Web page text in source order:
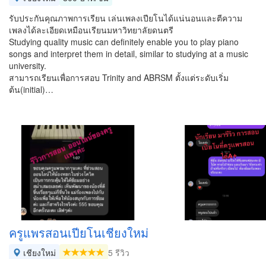
รับประกันคุณภาพการเรียน เล่นเพลงเปียโนได้แน่นอนและตีความ
เพลงได้ละเอียดเหมือนเรียนมหาวิทยาลัยดนตรี
Studying quality music can definitely enable you to play piano
songs and interpret them in detail, similar to studying at a music
university.
สามารถเรียนเพื่อการสอบ Trinity and ABRSM ตั้งแต่ระดับเริ่ม
ต้น(initial)…
ครูแพรสอนเปียโนเชียงใหม่
เชียงใหม่
5 รีวิว